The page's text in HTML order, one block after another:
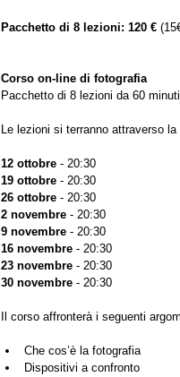
Pacchetto di 8 lezioni: 120 €
Corso on-line di fotografia
Pacchetto di 8 lezioni da 60
Le lezioni si terranno attraverso
12 ottobre - 20:30
19 ottobre - 20:30
26 ottobre - 20:30
2 novembre - 20:30
9 novembre - 20:30
16 novembre - 20:30
23 novembre - 20:30
30 novembre - 20:30
Il corso affronterà i seguenti
Che cos’è la fotografia
Dispositivi a confronto